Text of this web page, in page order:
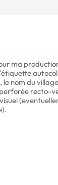
ma
nom du
recto-